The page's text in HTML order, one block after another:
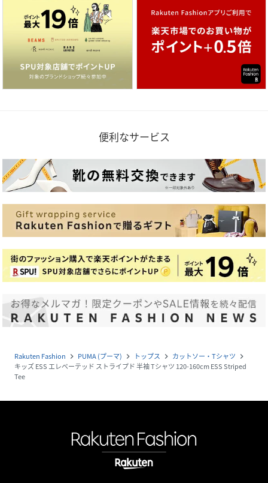
便利なサービス
Rakuten Fashion navigate_next PUMA (プーマ) navigate_next トップス navigate_next カットソー・Tシャツ navigate_next
キッズ ESS エレベーテッド ストライプド 半袖 Tシャツ 120-160cm ESS Striped
Tee